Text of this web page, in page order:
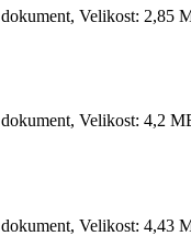
Velikost: 2,85
Velikost: 4,2
Velikost: 4,43